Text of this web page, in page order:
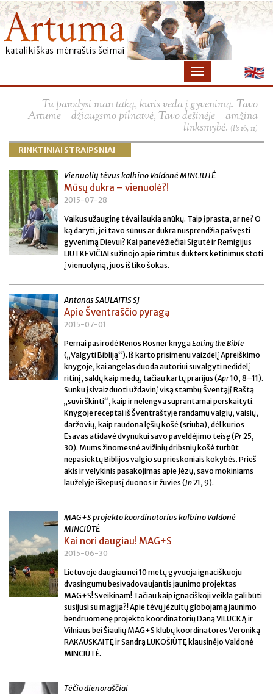
Tu parodysi man taką, kuris veda į gyvenimą. Tavo
Artume – džiaugsmo pilnatvė, Tavo dešinėje – amžina
linksmybė. (Ps 16, 11)
RINKTINIAI STRAIPSNIAI
Vienuolių tėvus kalbino Valdonė MINCIŪTĖ
Mūsų dukra – vienuolė?!
2015-07-28
Vaikus užauginę tėvai laukia anūkų. Taip įprasta, ar ne? O
ką daryti, jei tavo sūnus ar dukra nusprendžia pašvęsti
gyvenimą Dievui? Kai panevėžiečiai Sigutė ir Remigijus
LIUTKEVIČIAI sužinojo apie rimtus dukters ketinimus stoti
į vienuolyną, juos ištiko šokas.
Antanas SAULAITIS SJ
Apie Šventraščio pyragą
2015-07-01
Pernai pasirodė Renos Rosner knygaEating the Bible
(„Valgyti Bibliją“). Iš karto prisimenu vaizdelį Apreiškimo
knygoje, kai angelas duoda autoriui suvalgyti nedidelį
ritinį, saldų kaip medų, tačiau kartų prarijus (Apr10, 8–11).
Sunku įsivaizduoti uždavinį visą stambų Šventąjį Raštą
„suvirškinti“, kaip ir nelengva suprantamai perskaityti.
Knygoje receptai iš Šventraštyje randamų valgių, vaisių,
daržovių, kaip raudona lęšių košė (sriuba), dėl kurios
Esavas atidavė dvynukui savo paveldėjimo teisę (Pr25,
30). Mums žinomesnė avižinių dribsnių košė turbūt
nepasiektų Biblijos valgio su prieskoniais kokybės. Prieš
akis ir velykinis pasakojimas apie Jėzų, savo mokiniams
lauželyje iškepusį duonos ir žuvies (Jn21, 9).
MAG+S projekto koordinatorius kalbino Valdonė
MINCIŪTĖ
Kai nori daugiau! MAG+S
2015-06-30
Lietuvoje daugiau nei 10 metų gyvuoja ignaciškuoju
dvasingumu besivadovaujantis jaunimo projektas
MAG+S! Sveikinam! Tačiau kaip ignaciškoji veikla gali būti
susijusi su magija?! Apie tėvų jėzuitų globojamą jaunimo
bendruomenę projekto koordinatorių Daną VILUCKĄ ir
Vilniaus bei Šiaulių MAG+S klubų koordinatores Veroniką
RAKAUSKAITĘ ir Sandrą LUKOŠIŪTĘ klausinėjo Valdonė
MINCIŪTĖ.
Tėčio dienoraščiai
×